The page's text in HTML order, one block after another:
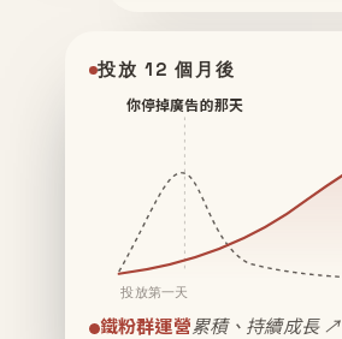
投放 12 個月後
你停掉廣告的那天
投放第一天
鐵粉群運營累積、持續成長 ↗